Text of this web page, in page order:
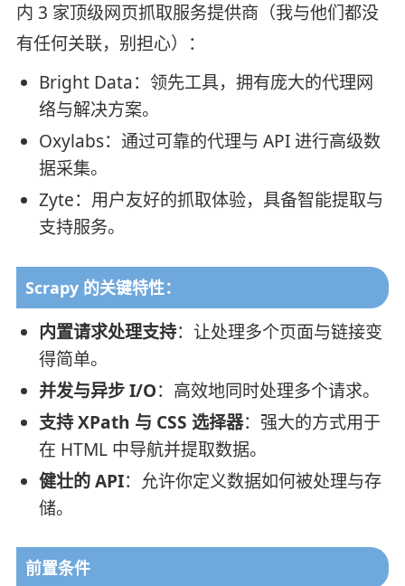
内 3 家顶级网页抓取服务提供商（我与他们都没
有任何关联，别担心）：
Bright Data：领先工具，拥有庞大的代理网
络与解决方案。
Oxylabs：通过可靠的代理与 API 进行高级数
据采集。
Zyte：用户友好的抓取体验，具备智能提取与
支持服务。
Scrapy 的关键特性：
内置请求处理支持：让处理多个页面与链接变
得简单。
并发与异步 I/O：高效地同时处理多个请求。
支持 XPath 与 CSS 选择器：强大的方式用于
在 HTML 中导航并提取数据。
健壮的 API：允许你定义数据如何被处理与存
储。
前置条件